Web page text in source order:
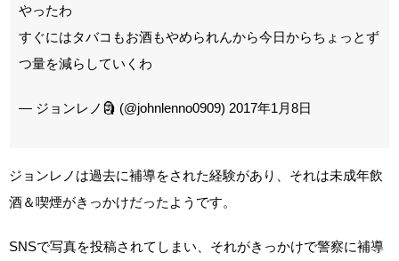
やったわ
すぐにはタバコもお酒もやめられんから今日からちょっとず
つ量を減らしていくわ
— ジョンレノ🗿 (@johnlenno0909) 2017年1月8日
ジョンレノは過去に補導をされた経験があり、それは未成年飲
酒＆喫煙がきっかけだったようです。
SNSで写真を投稿されてしまい、それがきっかけで警察に補導